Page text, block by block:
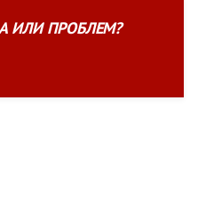
ИЛИПРОБЛЕМ?